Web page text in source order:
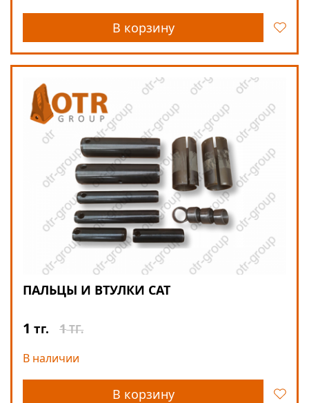
В корзину
ПАЛЬЦЫ И ВТУЛКИ CAT
1 тг. 1ТГ.
В корзину
В наличии